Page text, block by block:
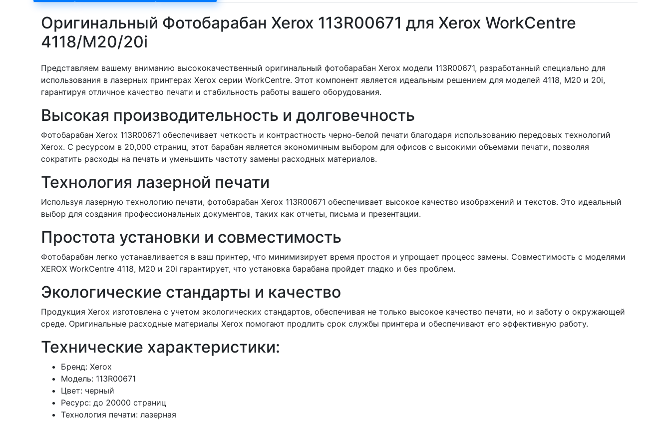
Оригинальный Фотобарабан Xerox 113R00671 для Xerox WorkCentre
4118/M20/20i
Представляем вашему вниманию высококачественный оригинальный фотобарабан Xerox модели 113R00671, разработанный специально для
использования в лазерных принтерах Xerox серии WorkCentre. Этот компонент является идеальным решением для моделей 4118, M20 и 20i,
гарантируя отличное качество печати и стабильность работы вашего оборудования.
Высокая производительность и долговечность
Фотобарабан Xerox 113R00671 обеспечивает четкость и контрастность черно-белой печати благодаря использованию передовых технологий
Xerox. С ресурсом в 20,000 страниц, этот барабан является экономичным выбором для офисов с высокими объемами печати, позволяя
сократить расходы на печать и уменьшить частоту замены расходных материалов.
Технология лазерной печати
Используя лазерную технологию печати, фотобарабан Xerox 113R00671 обеспечивает высокое качество изображений и текстов. Это идеальный
выбор для создания профессиональных документов, таких как отчеты, письма и презентации.
Простота установки и совместимость
Фотобарабан легко устанавливается в ваш принтер, что минимизирует время простоя и упрощает процесс замены. Совместимость с моделями
XEROX WorkCentre 4118, M20 и 20i гарантирует, что установка барабана пройдет гладко и без проблем.
Экологические стандарты и качество
Продукция Xerox изготовлена с учетом экологических стандартов, обеспечивая не только высокое качество печати, но и заботу о окружающей
среде. Оригинальные расходные материалы Xerox помогают продлить срок службы принтера и обеспечивают его эффективную работу.
Технические характеристики:
Бренд: Xerox
Модель: 113R00671
Цвет: черный
Ресурс: до 20000 страниц
Технология печати: лазерная